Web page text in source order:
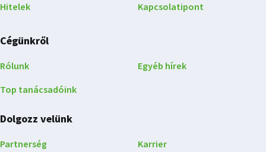
Hitelek
Kapcsolatipont
Cégünkről
Rólunk
Top tanácsadóink
Egyéb hírek
Dolgozz velünk
Partnerség Karrier